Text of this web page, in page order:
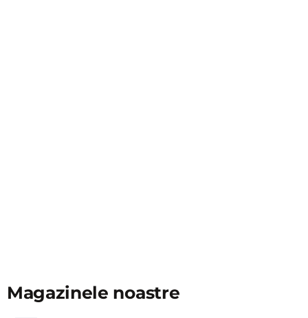
Magazinele noastre